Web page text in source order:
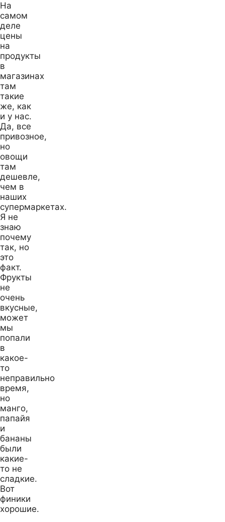
На
самом
деле
цены
на
продукты
в
магазинах
там
такие
же, как
и у нас.
Да, все
привозное,
но
овощи
там
дешевле,
чем в
наших
супермаркетах.
Я не
знаю
почему
так, но
это
факт.
Фрукты
не
очень
вкусные,
может
мы
попали
в
какое-
то
неправильно
время,
но
манго,
папайя
и
бананы
были
какие-
то не
сладкие.
Вот
финики
хорошие.